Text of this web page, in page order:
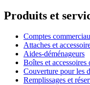
Produits et
Comptes
Attaches et
Aides-déménageurs
Boîtes et accessoires
Couverture pour les
Remplissages et